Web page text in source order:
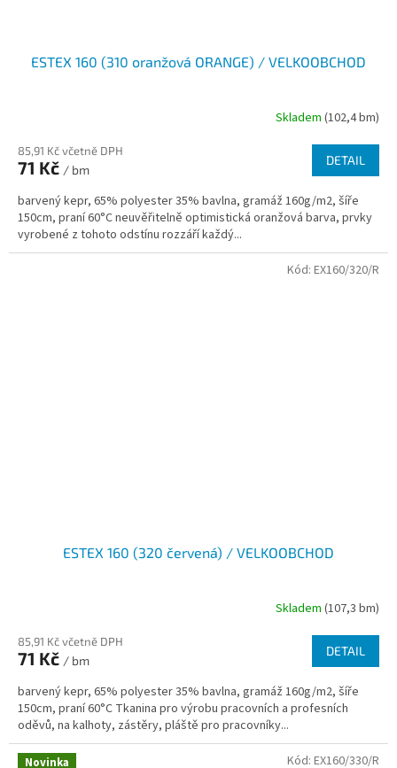
ESTEX 160 (310 oranžová ORANGE) / VELKOOBCHOD
Skladem (102,4 bm)
85,91 Kč včetně DPH
71 Kč / bm
DETAIL
barvený kepr, 65% polyester 35% bavlna, gramáž 160g/m2, šíře
150cm, praní 60°C neuvěřitelně optimistická oranžová barva, prvky
vyrobené z tohoto odstínu rozzáří každý...
ESTEX 160 (320 červená) / VELKOOBCHOD
Skladem (107,3 bm)
85,91 Kč včetně DPH
71 Kč / bm
DETAIL
barvený kepr, 65% polyester 35% bavlna, gramáž 160g/m2, šíře
150cm, praní 60°C Tkanina pro výrobu pracovních a profesních
oděvů, na kalhoty, zástěry, pláště pro pracovníky...
Kód: EX160/320/R
Novinka Kód: EX160/330/R